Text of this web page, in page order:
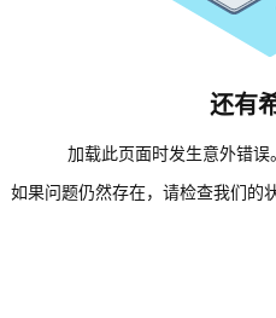
还有
加载此页面时发生意外错误
如果问题仍然存在，请检查我们的